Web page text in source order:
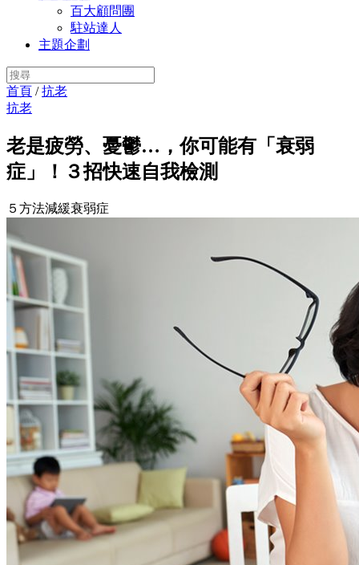
百大顧問團
駐站達人
主題企劃
首頁 /抗老
抗老
老是疲勞、憂鬱…，你可能有「衰弱
症」！３招快速自我檢測
５方法減緩衰弱症